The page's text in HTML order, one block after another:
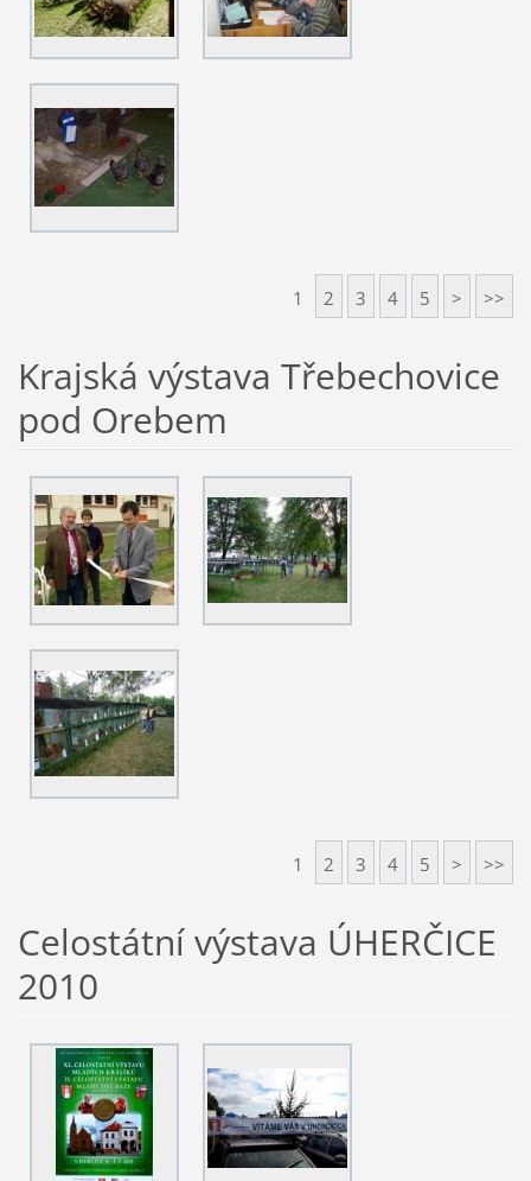
1 2 3 4 5 > >>
Krajská výstava Třebechovice
pod Orebem
1 2 3 4 5 > >>
Celostátní výstava ÚHERČICE
2010